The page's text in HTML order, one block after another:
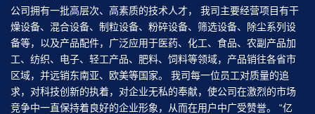
公司拥有一批高层次、高素质的技术人才， 我司主要经营项目有干
燥设备、混合设备、制粒设备、粉碎设备、筛选设备、除尘系列设
备等，以及产品配件，广泛应用于医药、化工、食品、农副产品加
工、纺织、电子、轻工产品、肥料、饲料等领域，产品销往各省市
区域，并远销东南亚、欧美等国家。 我司每一位员工对质量的追
求，对科技创新的执着，对企业无私的奉献，使公司在激烈的市场
竞争中一直保持着良好的企业形象，从而在用户中广受赞誉。 “亿